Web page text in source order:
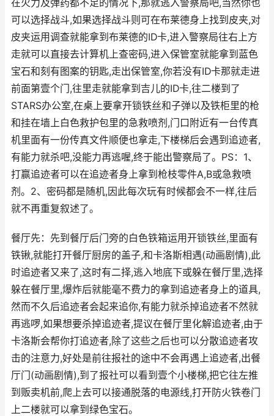
在火力及弹药都不足的情况下,那就逃入警察局吧,当然你也
可以选择战斗,如果选择战斗则可在布莱德身上找到皮夹,对
皮夹运用调查就能拿到布莱德的ID卡,进入警察局往右上方
走就可以直接去计算机上查密码,进入保管室就能拿到蓝色
宝石和刻有图案的钥匙,走出保管室,你若没有ID卡那就走进
前面第壹个门,往里走就能拿到吉儿的ID卡,往二楼到了
STARS办公室,在桌上要拿开锁铁丝和子弹以及铁柜里的枪
和挂在墙上白色救护包里的急救喷剂,门口附近有一台传真
机里面有一份传真文件顺便也拿走,下楼梯后会遇到追迹者,
有能力就杀吧,没能力再逃喔,终于能出警察局了。PS：1、
打赢追迹者可以在追迹者身上拿到枪枝零件A,B或急救喷
剂。2、密码都是随机,因此每次玩有时候都会不一样,往后
就不再重复叙述了。
餐厅先：先到餐厅后门旁的白色铁箱运用开锁铁丝,里面有
铁锹,就能打开餐厅厨房的盖子,和卡洛斯相遇(动画剧情),此
时追迹者又来了,这时有二择,逃入地底下或躲在餐厅里,选择
躲在餐厅里,爆炸后就能毫不费力的拿到追迹者身上的道具,
然而不久后追迹者会起来追你,有能力就杀掉追迹者不然就
再逃啰,如果想要杀掉追迹者,提议在餐厅里化解追迹者,由于
卡洛斯会帮你打追迹者,除了这些之后也可以分散追迹者攻
击的注意力,好处是前往报社的途中不会再遇上追迹者,出餐
厅门(动画剧情),到了报社可以看到壹个小楼梯,把它往左推
到贩卖机前,爬上去可以接通脱落的电源线,打开防火铁卷门
上二楼就可以拿到绿色宝石。